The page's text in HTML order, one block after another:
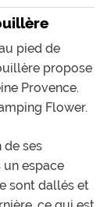
pied de
propose
Provence.
Flower.
de ses
un espace
sont dallés et